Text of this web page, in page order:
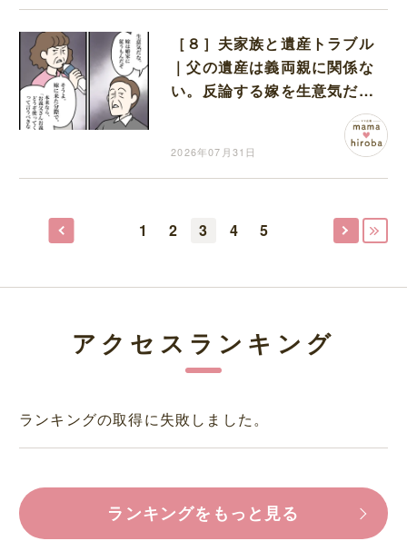
［８］夫家族と遺産トラブル
｜父の遺産は義両親に関係な
い。反論する嫁を生意気だと
2026年07月31日
1 2 3 4 5
アクセスランキング
ランキングの取得に失敗しました。
ランキングをもっと見る